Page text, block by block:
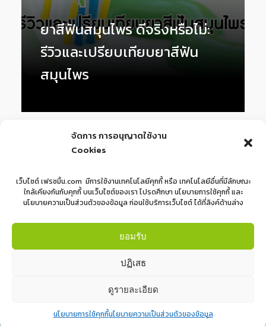
จัดการ การอนุญาตใช้งาน
Cookies
เว็บไซต์ เฟรซมิ้น.com มีการใช้งานเทคโนโลยีคุกกี้ หรือ เทคโนโลยีอื่นที่มีลักษณะ
ใกล้เคียงกันกับคุกกี้ บนเว็บไซต์ของเรา โปรดศึกษา นโยบายการใช้คุกกี้ และ
นโยบายความเป็นส่วนตัวของข้อมูล ก่อนใช้บริการเว็บไซต์ ได้ที่ลิงค์ด้านล่าง
ยอมรับ
ปฏิเสธ
ดูรายละเอียด
นโยบายการใช้คุกกี้นโยบายความเป็นส่วนตัวของข้อมูล
ยาสีฟันสมุนไพร ดีจริงหรือไม่:
รีวิวและเปรียบเทียบยาสีฟัน
สมุนไพร
Next »